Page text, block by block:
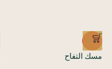
-50%
مسك التفاح